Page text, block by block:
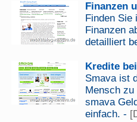
Finanzen
Finden Sie
Finanzen
detailliert
Kredite
Smava ist
Mensch
smava
einfach. -